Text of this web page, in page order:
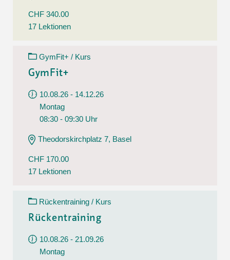
CHF 340.00
17 Lektionen
GymFit+ / Kurs
GymFit+
10.08.26 - 14.12.26
Montag
08:30 - 09:30 Uhr
Theodorskirchplatz 7, Basel
CHF 170.00
17 Lektionen
Rückentraining / Kurs
Rückentraining
10.08.26 - 21.09.26
Montag